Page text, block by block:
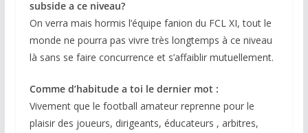
subside a ce niveau?
On verra mais hormis l’équipe fanion du FCL XI, tout le
monde ne pourra pas vivre très longtemps à ce niveau
là sans se faire concurrence et s’affaiblir mutuellement.
Comme d’habitude a toi le dernier mot :
Vivement que le football amateur reprenne pour le
plaisir des joueurs, dirigeants, éducateurs , arbitres,